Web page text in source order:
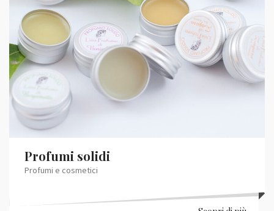
Profumi solidi
Profumi e cosmetici